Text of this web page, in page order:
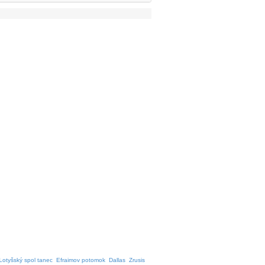
spol tanec Efraimov potomok Dallas Zrusis